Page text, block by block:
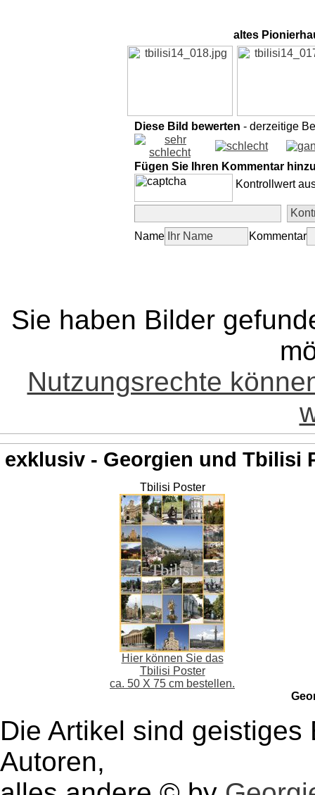
altes
Diese Bild bewerten - derzeitige
Fügen Sie Ihren Kommentar
Kontrollwert
Name Kommentar
Sie haben Bilder
Nutzungsrechte
exklusiv - Georgien und Tbilisi
Tbilisi Poster
Hier können Sie das
Tbilisi Poster
ca. 50 X 75 cm bestellen.
Die Artikel sind
Autoren,